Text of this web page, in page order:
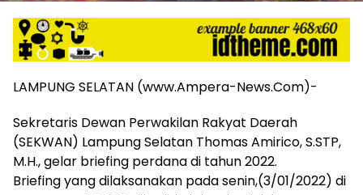
maupun
media
siber
desain
dan
media
siber
lebih
LAMPUNG SELATAN (www.Ampera-News.Com)-
Sekretaris Dewan Perwakilan Rakyat Daerah
(SEKWAN) Lampung Selatan Thomas Amirico, S.STP,
M.H., gelar briefing perdana di tahun 2022.
Briefing yang dilaksanakan pada senin,(3/01/2022) di